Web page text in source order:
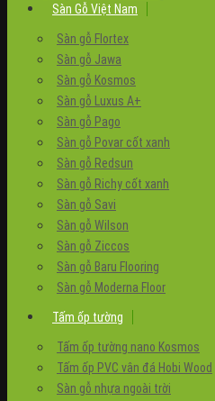
Sàn Gỗ Việt Nam
Sàn gỗ Flortex
Sàn gỗ Jawa
Sàn gỗ Kosmos
Sàn gỗ Luxus A+
Sàn gỗ Pago
Sàn gỗ Povar cốt xanh
Sàn gỗ Redsun
Sàn gỗ Richy cốt xanh
Sàn gỗ Savi
Sàn gỗ Wilson
Sàn gỗ Ziccos
Sàn gỗ Baru Flooring
Sàn gỗ Moderna Floor
Tấm ốp tường
Tấm ốp tường nano Kosmos
Tấm ốp PVC vân đá Hobi Wood
Sàn gỗ nhựa ngoài trời